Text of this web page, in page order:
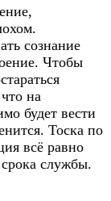
сознание
Чтобы
на
будет вести
Тоска по
всё равно
срока службы.